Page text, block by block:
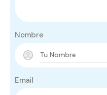
Nombre
Email